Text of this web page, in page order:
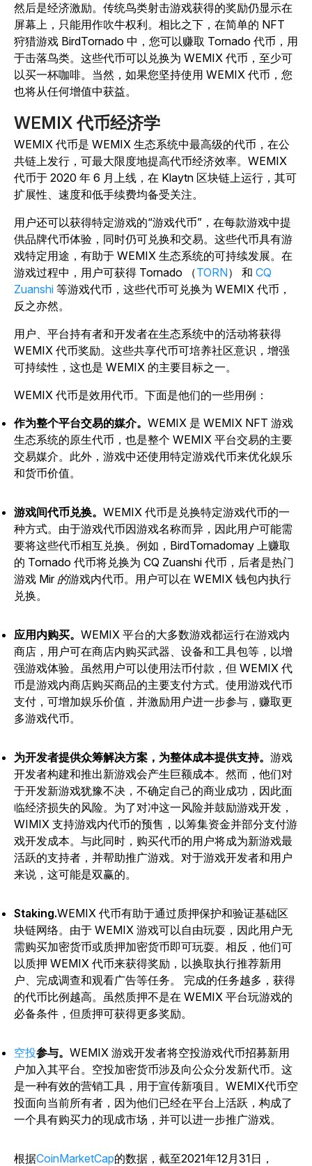
然后是经济激励。传统鸟类射击游戏获得的奖励仍显示在
屏幕上，只能用作吹牛权利。相比之下，在简单的 NFT
狩猎游戏 BirdTornado 中，您可以赚取 Tornado 代币，用
于击落鸟类。这些代币可以兑换为 WEMIX 代币，至少可
以买一杯咖啡。当然，如果您坚持使用 WEMIX 代币，您
也将从任何增值中获益。
WEMIX 代币经济学
WEMIX 代币是 WEMIX 生态系统中最高级的代币，在公
共链上发行，可最大限度地提高代币经济效率。WEMIX
代币于 2020 年 6 月上线，在 Klaytn 区块链上运行，其可
扩展性、速度和低手续费均备受关注。
用户还可以获得特定游戏的“游戏代币”，在每款游戏中提
供品牌代币体验，同时仍可兑换和交易。这些代币具有游
戏特定用途，有助于 WEMIX 生态系统的可持续发展。在
游戏过程中，用户可获得 Tornado （TORN） 和 CQ
Zuanshi 等游戏代币，这些代币可兑换为 WEMIX 代币，
反之亦然。
用户、平台持有者和开发者在生态系统中的活动将获得
WEMIX 代币奖励。这些共享代币可培养社区意识，增强
可持续性，这也是 WEMIX 的主要目标之一。
WEMIX 代币是效用代币。下面是他们的一些用例：
作为整个平台交易的媒介。 WEMIX 是 WEMIX NFT 游戏
生态系统的原生代币，也是整个 WEMIX 平台交易的主要
交易媒介。此外，游戏中还使用特定游戏代币来优化娱乐
和货币价值。
游戏间代币兑换。 WEMIX 代币是兑换特定游戏代币的一
种方式。由于游戏代币因游戏名称而异，因此用户可能需
要将这些代币相互兑换。例如， BirdTornadomay 上赚取
的 Tornado 代币将兑换为 CQ Zuanshi 代币，后者是热门
游戏 Mir 的游戏内代币。用户可以在 WEMIX 钱包内执行
兑换。
应用内购买。 WEMIX 平台的大多数游戏都运行在游戏内
商店，用户可在商店内购买武器、设备和工具包等，以增
强游戏体验。虽然用户可以使用法币付款，但 WEMIX 代
币是游戏内商店购买商品的主要支付方式。使用游戏代币
支付，可增加娱乐价值，并激励用户进一步参与，赚取更
多游戏代币。
为开发者提供众筹解决方案，为整体成本提供支持。 游戏
开发者构建和推出新游戏会产生巨额成本。然而，他们对
于开发新游戏犹豫不决，不确定自己的商业成功，因此面
临经济损失的风险。为了对冲这一风险并鼓励游戏开发，
WIMIX 支持游戏内代币的预售，以筹集资金并部分支付游
戏开发成本。与此同时，购买代币的用户将成为新游戏最
活跃的支持者，并帮助推广游戏。对于游戏开发者和用户
来说，这可能是双赢的。
Staking.WEMIX 代币有助于通过质押保护和验证基础区
块链网络。由于 WEMIX 游戏可以自由玩耍，因此用户无
需购买加密货币或质押加密货币即可玩耍。相反，他们可
以质押 WEMIX 代币来获得奖励，以换取执行推荐新用
户、完成调查和观看广告等任务。 完成的任务越多，获得
的代币比例越高。虽然质押不是在 WEMIX 平台玩游戏的
必备条件，但质押可获得更多奖励。
空投参与。 WEMIX 游戏开发者将空投游戏代币招募新用
户加入其平台。空投加密货币涉及向公众分发新代币。这
是一种有效的营销工具，用于宣传新项目。WEMIX代币空
投面向当前所有者，因为他们已经在平台上活跃，构成了
一个具有购买力的现成市场，并可以进一步推广游戏。
根据CoinMarketCap的数据，截至2021年12月31日，